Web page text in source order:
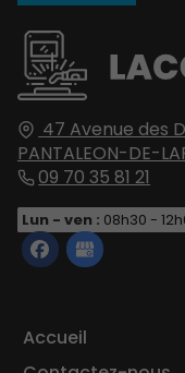
47 Avenue des
PANTALEON-DE-
09 70 35 81 21
Lun - ven : 08h30 -
Accueil